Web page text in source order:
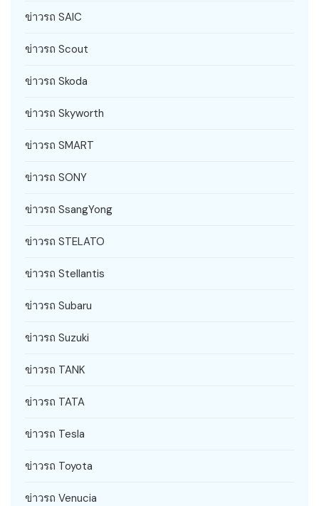
ข่าวรถ SAIC
ข่าวรถ Scout
ข่าวรถ Skoda
ข่าวรถ Skyworth
ข่าวรถ SMART
ข่าวรถ SONY
ข่าวรถ SsangYong
ข่าวรถ STELATO
ข่าวรถ Stellantis
ข่าวรถ Subaru
ข่าวรถ Suzuki
ข่าวรถ TANK
ข่าวรถ TATA
ข่าวรถ Tesla
ข่าวรถ Toyota
ข่าวรถ Venucia